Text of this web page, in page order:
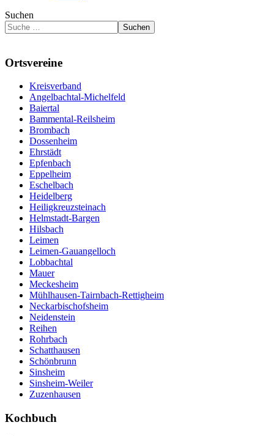
Suchen
Suchen
Ortsvereine
Kreisverband
Angelbachtal-Michelfeld
Baiertal
Bammental-Reilsheim
Brombach
Dossenheim
Ehrstädt
Epfenbach
Eppelheim
Eschelbach
Heidelberg
Heiligkreuzsteinach
Helmstadt-Bargen
Hilsbach
Leimen
Leimen-Gauangelloch
Lobbachtal
Mauer
Meckesheim
Mühlhausen-Tairnbach-Rettigheim
Neckarbischofsheim
Neidenstein
Reihen
Rohrbach
Schatthausen
Schönbrunn
Sinsheim
Sinsheim-Weiler
Zuzenhausen
Kochbuch